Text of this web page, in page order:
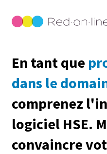
En tant que
dans le
comprenez
logiciel HSE.
convaincre